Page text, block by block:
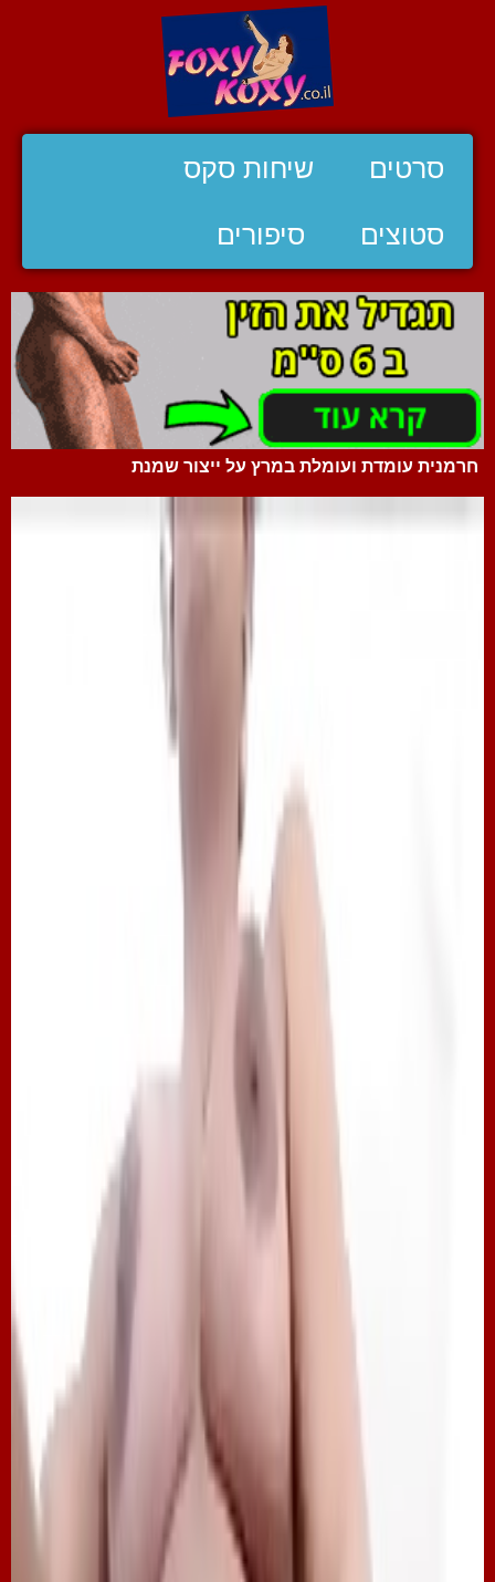
סרטים שיחות סקס
סטוצים סיפורים
חרמנית עומדת ועומלת במרץ על ייצור שמנת